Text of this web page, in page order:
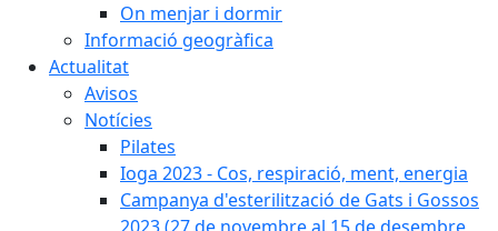
On menjar i dormir
Informació geogràfica
Actualitat
Avisos
Notícies
Pilates
Ioga 2023 - Cos, respiració, ment, energia
Campanya d'esterilització de Gats i Gossos